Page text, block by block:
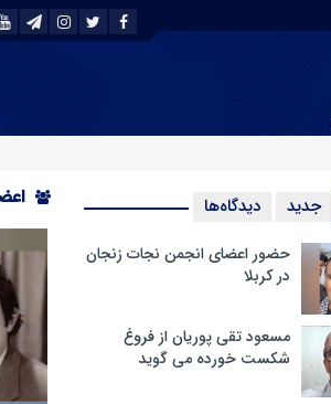
جدید دیدگاه‌ها
حضور اعضای انجمن نجات زنجان
در کربلا
مسعود تقی پوریان از فروغ
شکست خورده می گوید